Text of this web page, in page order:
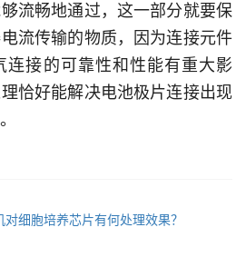
流畅地通过，这一部分就要保
流传输的物质，因为连接元件
连接的可靠性和性能有重大影
恰好能解决电池极片连接出现
细胞培养芯片有何处理效果？